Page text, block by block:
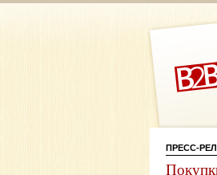
ПРЕСС-